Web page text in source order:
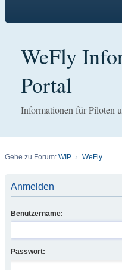
WeFly
Portal
Informationen für Piloten
Gehe zu Forum: WIP WeFly
Anmelden
Benutzername:
Passwort: